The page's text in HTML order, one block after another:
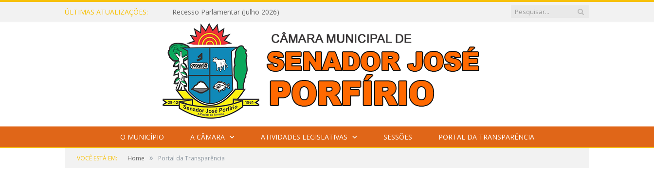
ÚLTIMAS ATUALIZAÇÕES: Recesso Parlamentar (Julho 2026)
O MUNICÍPIO A CÂMARA ATIVIDADES LEGISLATIVAS SESSÕES PORTAL DA TRANSPARÊNCIA
VOCÊ ESTÁ EM: Home » Portal da Transparência